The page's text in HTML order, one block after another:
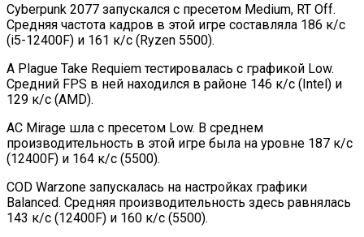
Cyberpunk 2077 запускался с пресетом Medium, RT Off.
Средняя частота кадров в этой игре составляла 186 к/с
(i5-12400F) и 161 к/с (Ryzen 5500).
A Plаgue Take Requiem тестировалась с графикой Low.
Средний FPS в ней находился в районе 146 к/с (Intel) и
129 к/с (AMD).
AC Mirage шла с пресетом Low. В среднем
производительность в этой игре была на уровне 187 к/с
(12400F) и 164 к/с (5500).
COD Warzone запускалась на настройках графики
Balanced. Средняя производительность здесь равнялась
143 к/с (12400F) и 160 к/с (5500).